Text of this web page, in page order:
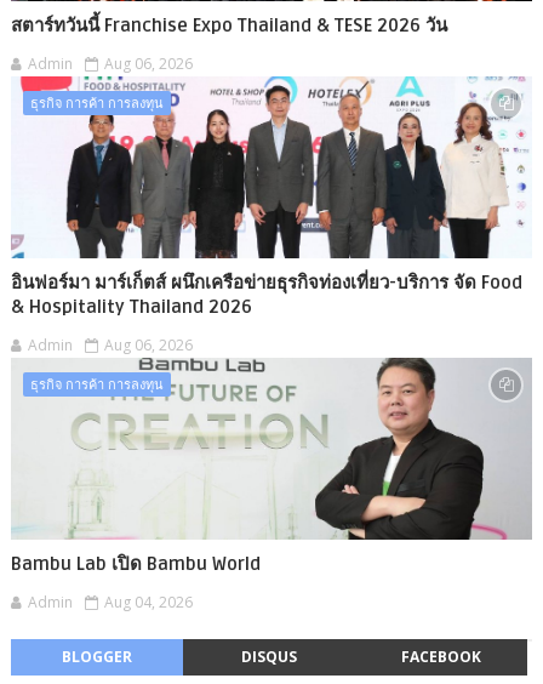
สตาร์ทวันนี้ Franchise Expo Thailand & TESE 2026 วัน
Admin Aug 06, 2026
ธุรกิจ การค้า การลงทุน
อินฟอร์มา มาร์เก็ตส์ ผนึกเครือข่ายธุรกิจท่องเที่ยว-บริการ จัด Food
& Hospitality Thailand 2026
Admin Aug 06, 2026
ธุรกิจ การค้า การลงทุน
Bambu Lab เปิด Bambu World
Admin Aug 04, 2026
BLOGGER DISQUS FACEBOOK